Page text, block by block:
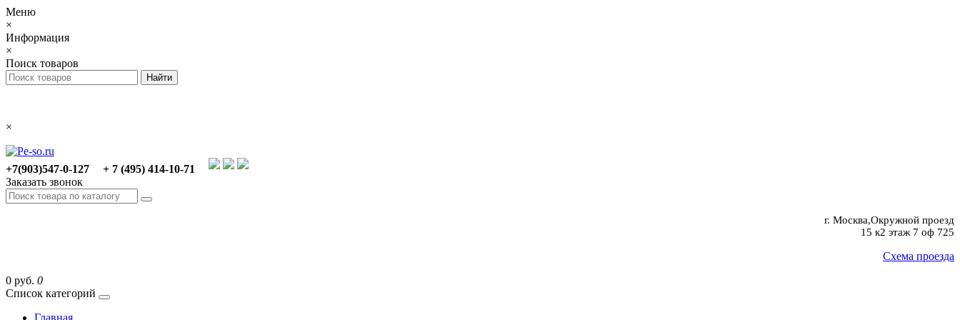
Меню
×
Информация
×
Поиск товаров
×
+7(903)547-0-127
+ 7 (495) 414-10-71
Заказать звонок
г. Москва,Окружной проезд
15 к2 этаж 7 оф 725
Схема проезда
0 руб. 0
Список категорий
Главная